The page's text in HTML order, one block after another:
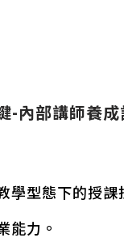
-內部講師養
學型態下的授
能力。